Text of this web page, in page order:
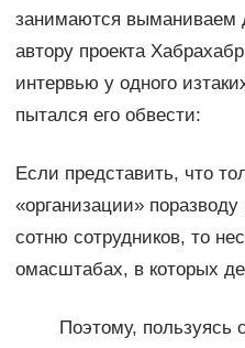
занимаются выманиваем
автору проекта
интервью у одного
пытался его обвести:
Если представить, что
«организации»
сотню сотрудников, то
омасштабах, в которых
Поэтому, пользуясь